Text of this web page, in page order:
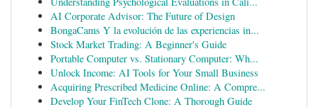
AI Corporate Advisor: The Future of Design
BongaCams Y la evolución de las experiencias in...
Stock Market Trading: A Beginner's Guide
Portable Computer vs. Stationary Computer: Wh...
Unlock Income: AI Tools for Your Small Business
Acquiring Prescribed Medicine Online: A Compre...
Develop Your FinTech Clone: A Thorough Guide